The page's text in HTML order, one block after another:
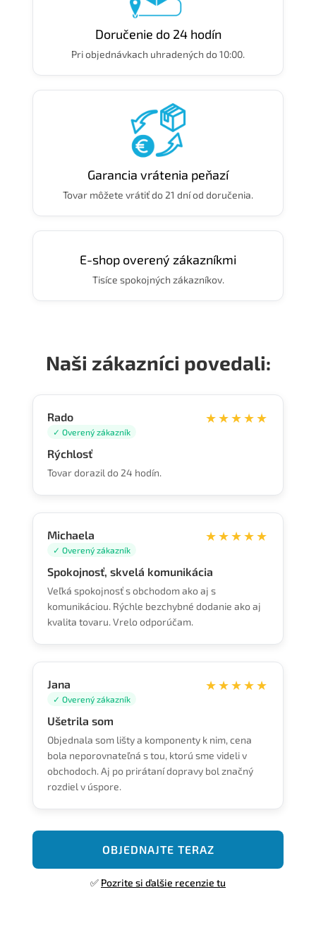
Doručenie do 24 hodín
Pri objednávkach uhradených do 10:00.
Garancia vrátenia peňazí
Tovar môžete vrátiť do 21 dní od doručenia.
E-shop overený zákazníkmi
Tisíce spokojných zákazníkov.
Naši zákazníci povedali:
Rado
✓ Overený zákazník
★★★★★
Rýchlosť
Tovar dorazil do 24 hodín.
Michaela
✓ Overený zákazník
★★★★★
Spokojnosť, skvelá komunikácia
Veľká spokojnosť s obchodom ako aj s
komunikáciou. Rýchle bezchybné dodanie ako aj
kvalita tovaru. Vrelo odporúčam.
Jana
✓ Overený zákazník
★★★★★
Ušetrila som
Objednala som lišty a komponenty k nim, cena
bola neporovnateľná s tou, ktorú sme videli v
obchodoch. Aj po prirátaní dopravy bol značný
rozdiel v úspore.
OBJEDNAJTE TERAZ
✅ Pozrite si ďalšie recenzie tu